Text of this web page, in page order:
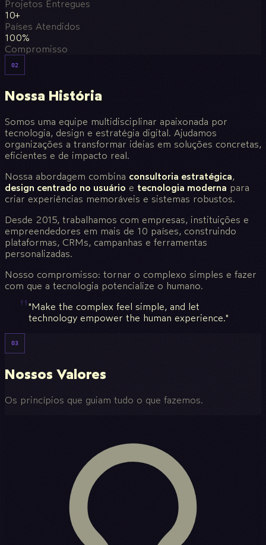
Projetos Entregues
10+
Países Atendidos
100%
Compromisso
02
Nossa História
Somos uma equipe multidisciplinar apaixonada por
tecnologia, design e estratégia digital. Ajudamos
organizações a transformar ideias em soluções concretas,
eficientes e de impacto real.
Nossa abordagem combina consultoria estratégica,
design centrado no usuário e tecnologia moderna para
criar experiências memoráveis e sistemas robustos.
Desde 2015, trabalhamos com empresas, instituições e
empreendedores em mais de 10 países, construindo
plataformas, CRMs, campanhas e ferramentas
personalizadas.
Nosso compromisso: tornar o complexo simples e fazer
com que a tecnologia potencialize o humano.
"Make the complex feel simple, and let
technology empower the human experience."
03
Nossos Valores
Os princípios que guiam tudo o que fazemos.